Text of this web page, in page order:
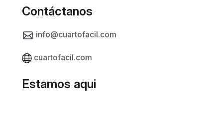
Contáctanos
info@cuartofacil.com
cuartofacil.com
Estamos aqui